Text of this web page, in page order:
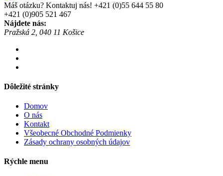
Máš otázku? Kontaktuj nás! +421 (0)55 644 55 80
+421 (0)905 521 467
Nájdete nás:
Pražská 2, 040 11 Košice
Dôležité stránky
Domov
O nás
Kontakt
Všeobecné Obchodné Podmienky
Zásady ochrany osobných údajov
Rýchle menu